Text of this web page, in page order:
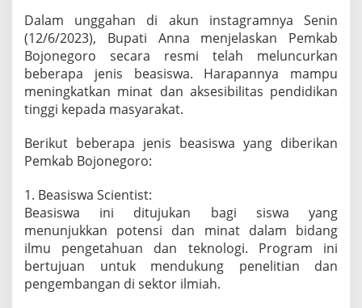
t
k
a
n
S
D
r
S
i
a
p
Dalam unggahan di akun instagramnya Senin
(12/6/2023), Bupati Anna menjelaskan Pemkab
Bojonegoro secara resmi telah meluncurkan
beberapa jenis beasiswa. Harapannya mampu
meningkatkan minat dan aksesibilitas pendidikan
tinggi kepada masyarakat.
Berikut beberapa jenis beasiswa yang diberikan
Pemkab Bojonegoro:
1. Beasiswa Scientist:
Beasiswa ini ditujukan bagi siswa yang
menunjukkan potensi dan minat dalam bidang
ilmu pengetahuan dan teknologi. Program ini
bertujuan untuk mendukung penelitian dan
pengembangan di sektor ilmiah.